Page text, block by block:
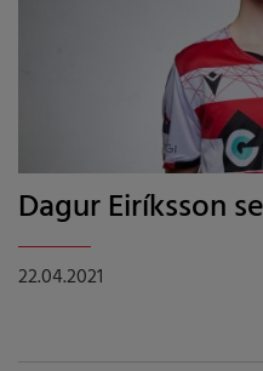
Dagur Eiríksson
22.04.2021